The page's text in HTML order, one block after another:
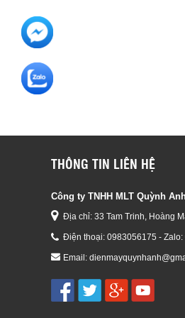
THÔNG TIN LIÊN HỆ
Công ty TNHH MLT Quỳnh
Địa chỉ: 33 Tam Trinh, Hoàng
Điện thoại: 0983056175 -
Email: